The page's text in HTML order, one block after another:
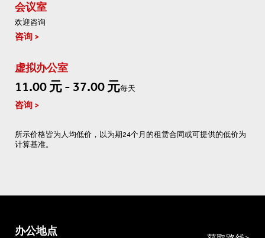
会议室
欢迎咨询
咨询
虚拟办公室
11.00 元 - 37.00 元每天
咨询
所示价格皆为人均低价，以为期24个月的租赁合同或可提供的低价为
计算基准。
办公地点